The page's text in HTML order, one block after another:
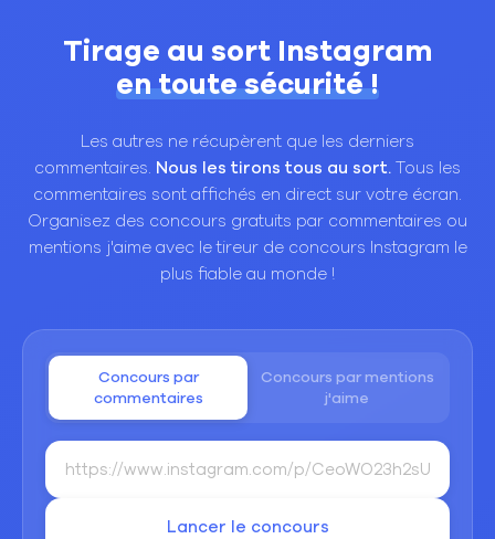
Tirage au sort Instagram
en toute sécurité !
Les autres ne récupèrent que les derniers
commentaires. Nous les tirons tous au sort. Tous les
commentaires sont affichés en direct sur votre écran.
Organisez des concours gratuits par commentaires ou
mentions j'aime avec le tireur de concours Instagram le
plus fiable au monde !
Concours par
commentaires
Concours par mentions
j'aime
Lancer le concours